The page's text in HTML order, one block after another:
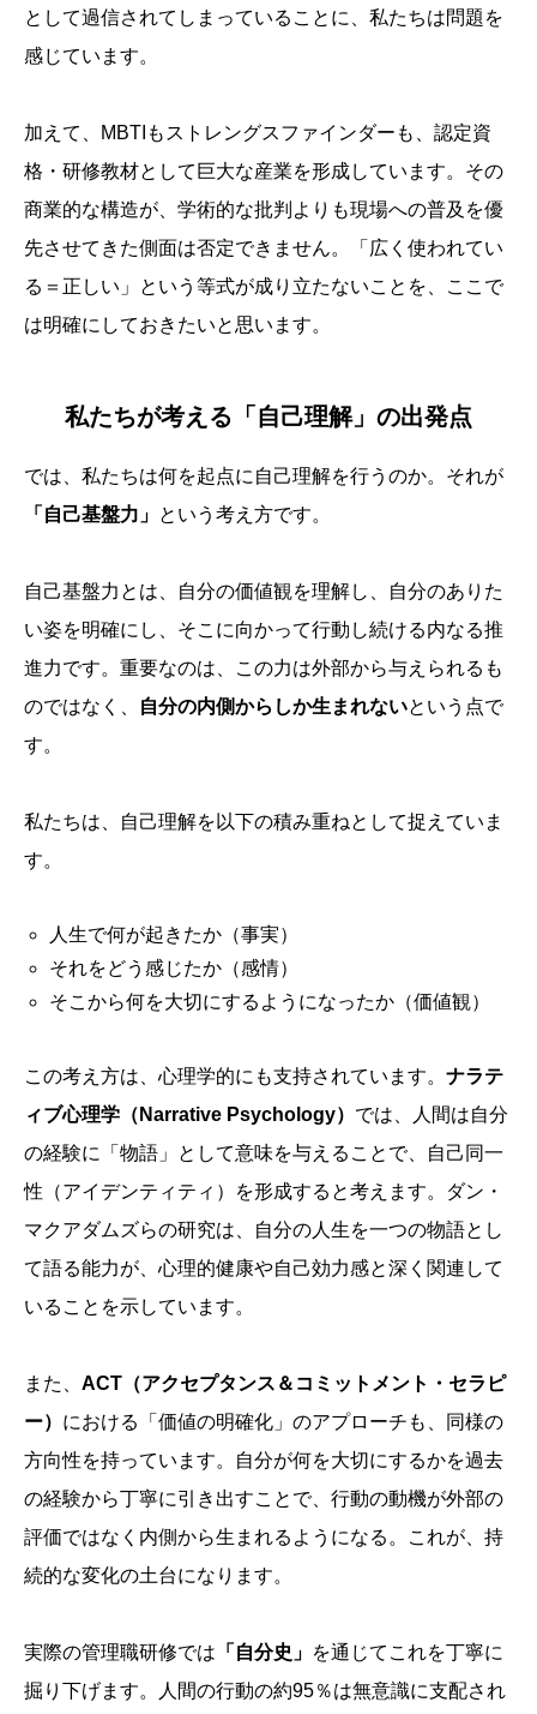
として過信されてしまっていることに、私たちは問題を
感じています。
加えて、MBTIもストレングスファインダーも、認定資
格・研修教材として巨大な産業を形成しています。その
商業的な構造が、学術的な批判よりも現場への普及を優
先させてきた側面は否定できません。
「広く使われてい
る＝正しい」という等式が成り立たないこと を、ここで
は明確にしておきたいと思います。
私たちが考える「自己理解」の出発点
では、私たちは何を起点に自己理解を行うのか。それが
「自己基盤力」 という考え方です。
自己基盤力とは、自分の価値観を理解し、自分のありた
い姿を明確にし、そこに向かって行動し続ける内なる推
進力です。重要なのは、この力は外部から与えられるも
のではなく、
自分の内側からしか生まれないという点で
す。
私たちは、自己理解を以下の積み重ねとして捉えていま
す。
人生で何が起きたか（事実）
それをどう感じたか（感情）
そこから何を大切にするようになったか（価値観）
この考え方は、心理学的にも支持されています。 ナラテ
ィブ心理学（Narrative Psychology） では、人間は自分
の経験に「物語」として意味を与えることで、自己同一
性（アイデンティティ）を形成すると考えます。ダン・
マクアダムズらの研究は、自分の人生を一つの物語とし
て語る能力が、心理的健康や自己効力感と深く関連して
いることを示しています。
また、 ACT（アクセプタンス＆コミットメント・セラピ
ー） における「価値の明確化」のアプローチも、同様の
方向性を持っています。自分が何を大切にするかを過去
の経験から丁寧に引き出すことで、行動の動機が外部の
評価ではなく内側から生まれるようになる。これが、持
続的な変化の土台になります。
実際の管理職研修では 「自分史」 を通じてこれを丁寧に
掘り下げます。人間の行動の約95％は無意識に支配され